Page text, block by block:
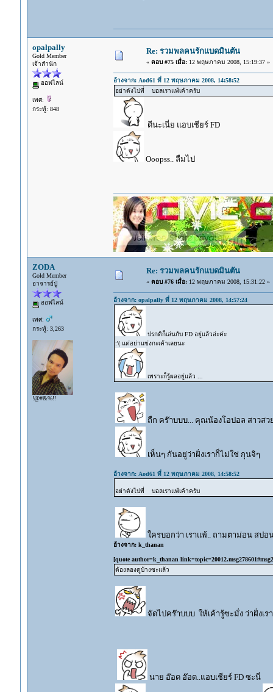
opalpally
Gold Member
เจ้าสำนัก
ออฟไลน์
เพศ:
กระทู้: 848
Re: รวมพลคนรักแบดมินตัน
« ตอบ #75 เมื่อ:12 พฤษภาคม 2008, 15:19:37 »
อ้างจาก: Aod61 ที่ 12 พฤษภาคม 2008, 14:58:52
อย่าดังไปพี่ บอลเราแพ้เค้าครับ
ดีนะเนี่ย แอบเชียร์ FD
Ooopss.. ลืมไป
ZODA
Gold Member
อาจารย์ปู่
ออฟไลน์
เพศ:
กระทู้: 3,263
!@#&%!!
Re: รวมพลคนรักแบดมินตัน
« ตอบ #76 เมื่อ:12 พฤษภาคม 2008, 15:31:22 »
อ้างจาก: opalpally ที่ 12 พฤษภาคม 2008, 14:57:24
ปรกติก็เล่นกับ FD อยู่แล้วอ่ะค่ะ
:'( แต่อย่าแข่งกะเค้าเลยนะ
เพราะก็รู้ผลอยู่แล้ว ...
ถืก คร๊าบบบ... คุณน้องโอปอล สาวสว
เห็นๆ กันอยู่ว่าฝั่งเราก็ไม่ใช่ กุนจิๆ
อ้างจาก: Aod61 ที่ 12 พฤษภาคม 2008, 14:58:52
อย่าดังไปพี่ บอลเราแพ้เค้าครับ
ใครบอกว่า เราแพ้.. ถามตาม่อน สปอ
อ้างจาก: k_thanan
[quote author=k_thanan
ต้องลองดูบ้างซะแล้ว
จัดไปคร๊าบบบ ให้เค้ารู้ซะมั่ง ว่าฝั่งเ
นาย อ๊อด อ๊อด..แอบเชียร์ FD ซะนี่